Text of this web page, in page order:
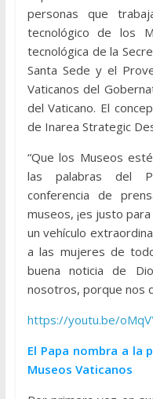
personas que
tecnológico de los
tecnológica de la
Santa Sede y el
Vaticanos del
del Vaticano. El
de Inarea Strategic
“Que los Museos
las palabras del
conferencia de
museos, ¡es justo
un vehículo
a las mujeres de
buena noticia de
nosotros, porque nos
https://youtu.be/
El Papa nombra a la
Museos Vaticanos